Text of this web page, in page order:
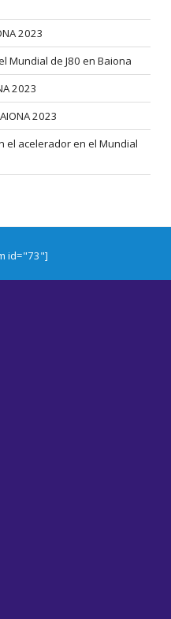
2023
Mundial de J80 en Baiona
2023
2023
el acelerador en el Mundial
id="73"]